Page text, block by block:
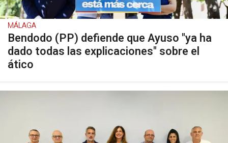
MÁLAGA
Bendodo (PP) defiende que Ayuso "ya ha
dado todas las explicaciones" sobre el
ático